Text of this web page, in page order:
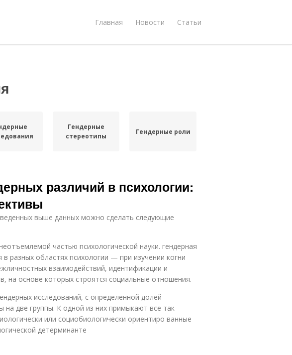
Главная Новости Статьи
Гендерные
стереотипы
Гендерные роли
различий в психологии:
выше данных можно сделать следующие
частью психологической науки. гендерная
разных областях психологии — при изучении когни
взаимодействий, идентификации и
на основе которых строятся социальные отношения.
исследований, с определенной долей
на две группы. К одной из них примыкают все так
или социобиологически ориентиро ванные
детерминанте